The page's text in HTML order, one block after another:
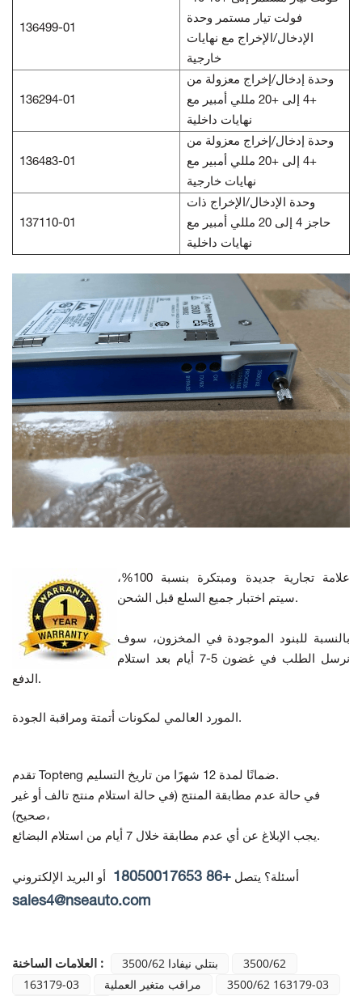
136499-01
فولت تيار مستمر وحدة
الإدخال/الإخراج مع نهايات
خارجية
136294-01
وحدة إدخال/إخراج معزولة من
+4 إلى +20 مللي أمبير مع
نهايات داخلية
136483-01
وحدة إدخال/إخراج معزولة من
+4 إلى +20 مللي أمبير مع
نهايات خارجية
137110-01
وحدة الإدخال/الإخراج ذات
حاجز 4 إلى 20 مللي أمبير مع
نهايات داخلية
علامة تجارية جديدة ومبتكرة بنسبة 100%،
سيتم اختبار جميع السلع قبل الشحن.
بالنسبة للبنود الموجودة في المخزون، سوف
نرسل الطلب في غضون 5-7 أيام بعد استلام
الدفع.
المورد العالمي لمكونات أتمتة ومراقبة الجودة.
تقدم Topteng ضمانًا لمدة 12 شهرًا من تاريخ التسليم.
في حالة عدم مطابقة المنتج (في حالة استلام منتج تالف أو غير
صحيح)،
يجب الإبلاغ عن أي عدم مطابقة خلال 7 أيام من استلام البضائع.
أسئلة؟ يتصل +86 18050017653 أو البريد الإلكتروني
sales4@nseauto.com
العلامات الساخنة : بنتلي نيفادا 3500/62
3500/62
163179-03
مراقب متغير العملية
3500/62 163179-03